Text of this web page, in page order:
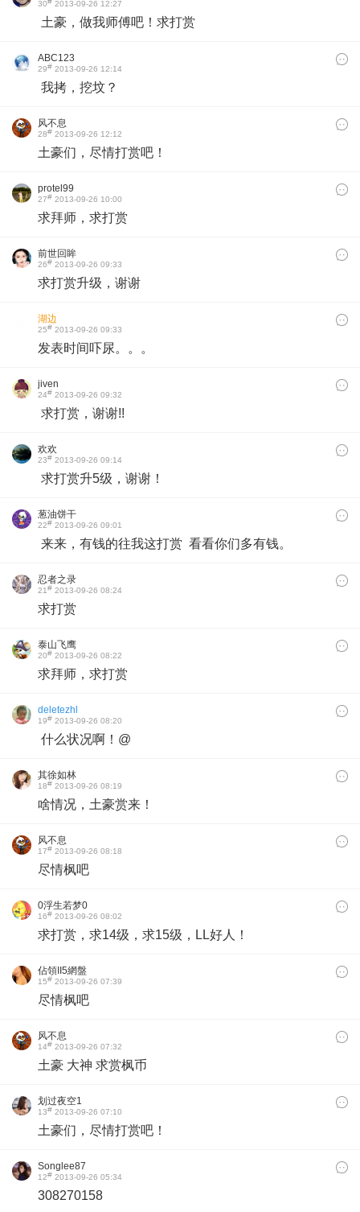
30 2013-09-26 12:27
土豪，做我师傅吧！求打赏
ABC123
29# 2013-09-26 12:14
我拷，挖坟？
风不息
28# 2013-09-26 12:12
土豪们，尽情打赏吧！
protel99
27# 2013-09-26 10:00
求拜师，求打赏​
前世回眸
26# 2013-09-26 09:33
求打赏升级，谢谢
湖边
25# 2013-09-26 09:33
发表时间吓尿。。。
jiven
24# 2013-09-26 09:32
求打赏，谢谢!!
欢欢
23# 2013-09-26 09:14
求打赏升5级，谢谢！
葱油饼干
22# 2013-09-26 09:01
来来，有钱的往我这打赏 看看你们多有钱。
忍者之录
21# 2013-09-26 08:24
求打赏​
泰山飞鹰
20# 2013-09-26 08:22
求拜师，求打赏
deletezhl
19# 2013-09-26 08:20
什么状况啊！@
其徐如林
18# 2013-09-26 08:19
啥情况，土豪赏来！
风不息
17# 2013-09-26 08:18
尽情枫吧
0浮生若梦0
16# 2013-09-26 08:02
求打赏，求14级，求15级，LL好人！
佔領II5網盤
15# 2013-09-26 07:39
尽情枫吧
风不息
14# 2013-09-26 07:32
土豪 大神 求赏枫币
划过夜空1
13# 2013-09-26 07:10
土豪们，尽情打赏吧！
Songlee87
12# 2013-09-26 05:34
308270158